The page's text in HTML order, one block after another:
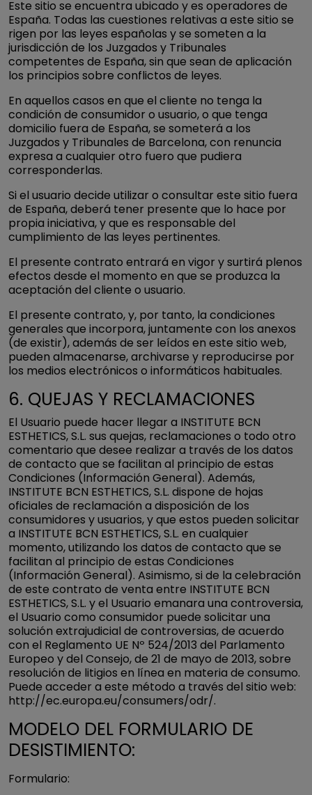
Este sitio se encuentra ubicado y es operadores de
España. Todas las cuestiones relativas a este sitio se
rigen por las leyes españolas y se someten a la
jurisdicción de los Juzgados y Tribunales
competentes de España, sin que sean de aplicación
los principios sobre conflictos de leyes.
En aquellos casos en que el cliente no tenga la
condición de consumidor o usuario, o que tenga
domicilio fuera de España, se someterá a los
Juzgados y Tribunales de Barcelona, con renuncia
expresa a cualquier otro fuero que pudiera
corresponderlas.
Si el usuario decide utilizar o consultar este sitio fuera
de España, deberá tener presente que lo hace por
propia iniciativa, y que es responsable del
cumplimiento de las leyes pertinentes.
El presente contrato entrará en vigor y surtirá plenos
efectos desde el momento en que se produzca la
aceptación del cliente o usuario.
El presente contrato, y, por tanto, la condiciones
generales que incorpora, juntamente con los anexos
(de existir), además de ser leídos en este sitio web,
pueden almacenarse, archivarse y reproducirse por
los medios electrónicos o informáticos habituales.
6. QUEJAS Y RECLAMACIONES
El Usuario puede hacer llegar a INSTITUTE BCN
ESTHETICS, S.L. sus quejas, reclamaciones o todo otro
comentario que desee realizar a través de los datos
de contacto que se facilitan al principio de estas
Condiciones (Información General). Además,
INSTITUTE BCN ESTHETICS, S.L. dispone de hojas
oficiales de reclamación a disposición de los
consumidores y usuarios, y que estos pueden solicitar
a INSTITUTE BCN ESTHETICS, S.L. en cualquier
momento, utilizando los datos de contacto que se
facilitan al principio de estas Condiciones
(Información General). Asimismo, si de la celebración
de este contrato de venta entre INSTITUTE BCN
ESTHETICS, S.L. y el Usuario emanara una controversia,
el Usuario como consumidor puede solicitar una
solución extrajudicial de controversias, de acuerdo
con el Reglamento UE Nº 524/2013 del Parlamento
Europeo y del Consejo, de 21 de mayo de 2013, sobre
resolución de litigios en línea en materia de consumo.
Puede acceder a este método a través del sitio web:
http://ec.europa.eu/consumers/odr/.
MODELO DEL FORMULARIO DE
DESISTIMIENTO:
Formulario: